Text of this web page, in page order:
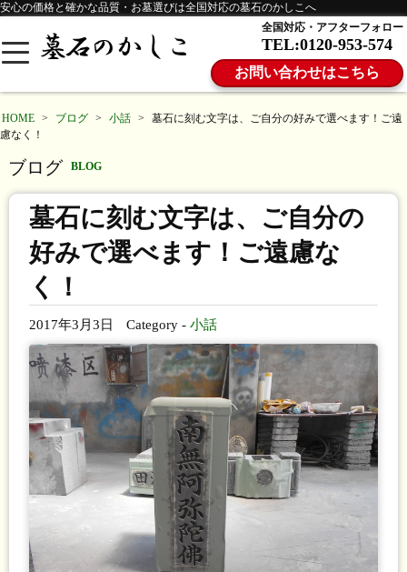
安心の価格と確かな品質・お墓選びは全国対応の墓石のかしこへ
全国対応・アフターフォロー
TEL:0120-953-574
お問い合わせはこちら
HOME > ブログ > 小話 >
墓石に刻む文字は、ご自分の好みで選べます！ご遠
慮なく！
ブログ BLOG
墓石に刻む文字は、ご自分の
好みで選べます！ご遠慮な
く！
2017年3月3日 Category -小話